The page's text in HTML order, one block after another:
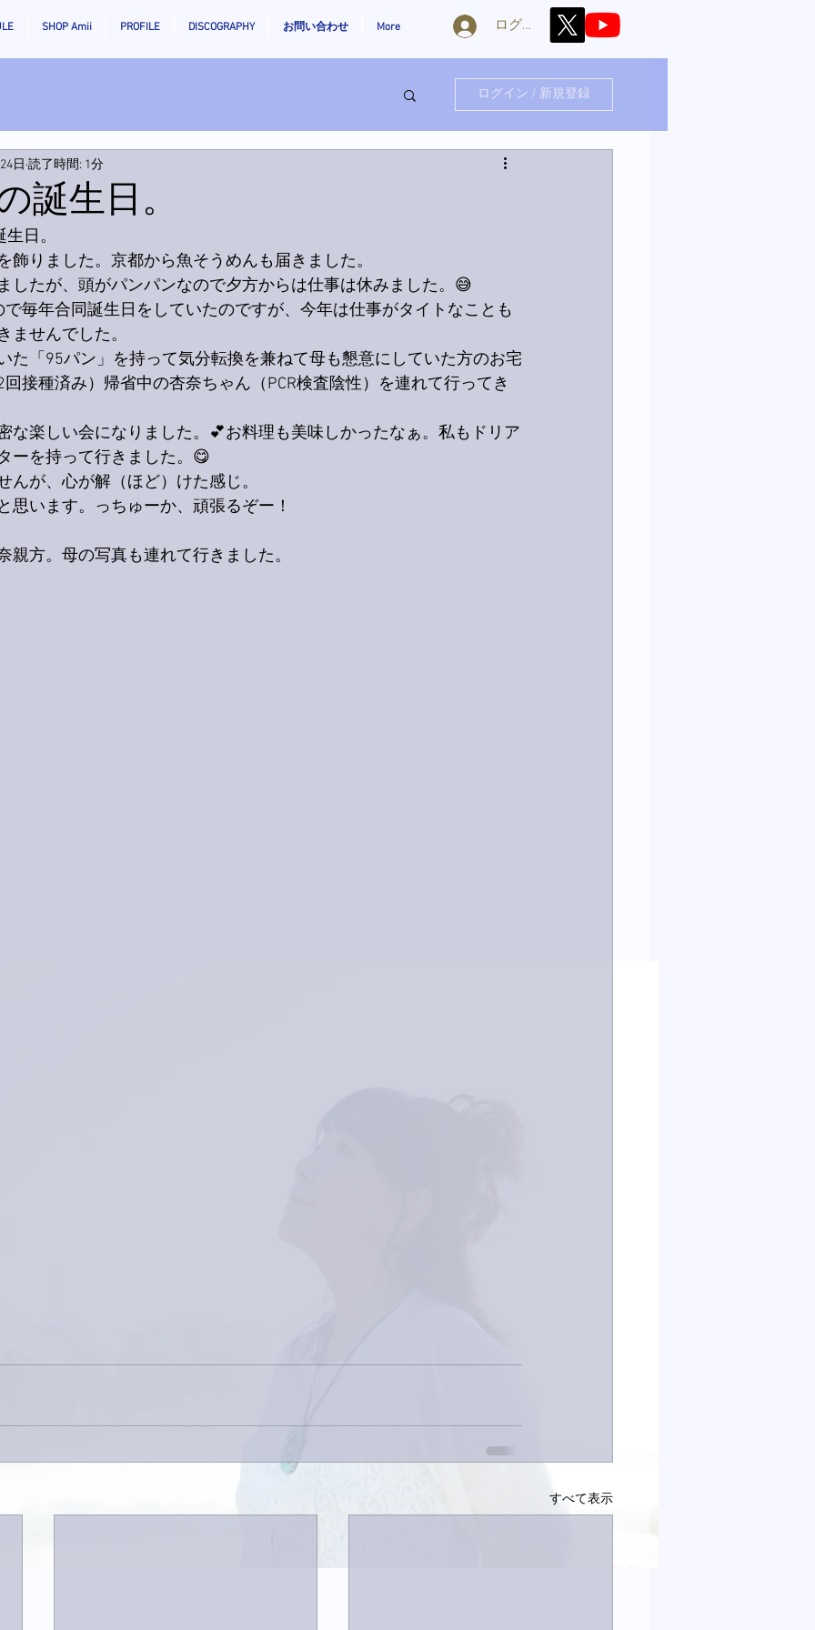
SHOP Amii PROFILE DISCOGRAPHY お問い合わせ More ログイン
ログイン / 新規登録
誕生日。
日 読了時間: 1分
日。
飾りました。京都から魚そうめんも届きました。
したが、頭がパンパンなので夕方からは仕事は休みました。😅
毎年合同誕生日をしていたのですが、今年は仕事がタイトなことも
ませんでした。
た「95パン」を持って気分転換を兼ねて母も懇意にしていた方のお宅
接種済み）帰省中の杏奈ちゃん（PCR検査陰性）を連れて行ってき
な楽しい会になりました。💕お料理も美味しかったなぁ。私もドリア
ーを持って行きました。😋
んが、心が解（ほど）けた感じ。
思います。っちゅーか、頑張るぞー！
親方。母の写真も連れて行きました。
すべて表示